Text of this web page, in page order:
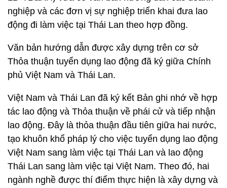
nghiệp và các đơn vị sự nghiệp triển khai đưa lao
động đi làm việc tại Thái Lan theo hợp đồng.
Văn bản hướng dẫn được xây dựng trên cơ sở
Thỏa thuận tuyển dụng lao động đã ký giữa Chính
phủ Việt Nam và Thái Lan.
Việt Nam và Thái Lan đã ký kết Bản ghi nhớ về hợp
tác lao động và Thỏa thuận về phái cử và tiếp nhận
lao động. Đây là thỏa thuận đầu tiên giữa hai nước,
tạo khuôn khổ pháp lý cho việc tuyển dụng lao động
Việt Nam sang làm việc tại Thái Lan và lao động
Thái Lan sang làm việc tại Việt Nam. Theo đó, hai
ngành nghề được thí điểm thực hiện là xây dựng và